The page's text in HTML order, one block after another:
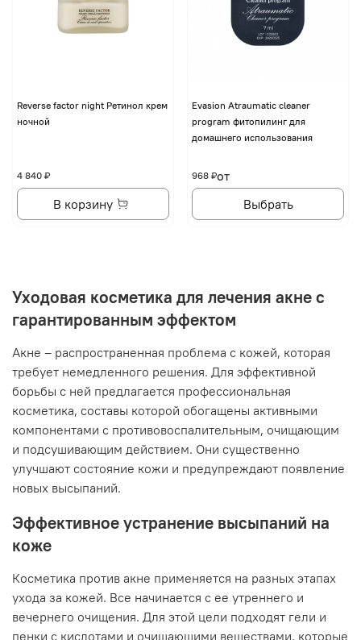
Reverse factor night Ретинол крем
ночной
4 840 ₽
В корзину
Evasion Atraumatic cleaner
program фитопилинг для
домашнего использования
от
968 ₽
Выбрать
Уходовая косметика для лечения акне с
гарантированным эффектом
Акне – распространенная проблема с кожей, которая
требует немедленного решения. Для эффективной
борьбы с ней предлагается профессиональная
косметика, составы которой обогащены активными
компонентами с противовоспалительным, очищающим
и подсушивающим действием. Они существенно
улучшают состояние кожи и предупреждают появление
новых высыпаний.
Эффективное устранение высыпаний на
коже
Косметика против акне применяется на разных этапах
ухода за кожей. Все начинается с ее утреннего и
вечернего очищения. Для этой цели подходят гели и
пенки с кислотами и очищающими веществами, которые